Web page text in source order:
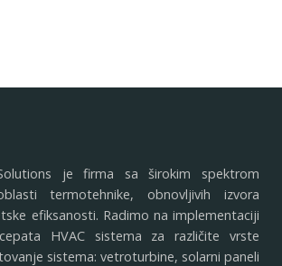
je firma sa širokim spektrom
termotehnike, obnovljivih izvora
efiksanosti. Radimo na implementaciji
HVAC sistema za različite vrste
sistema: vetroturbine, solarni paneli